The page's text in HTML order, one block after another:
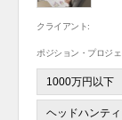
クライアント:
ポジション・プロジ
1000万円以下
ヘッドハンテ